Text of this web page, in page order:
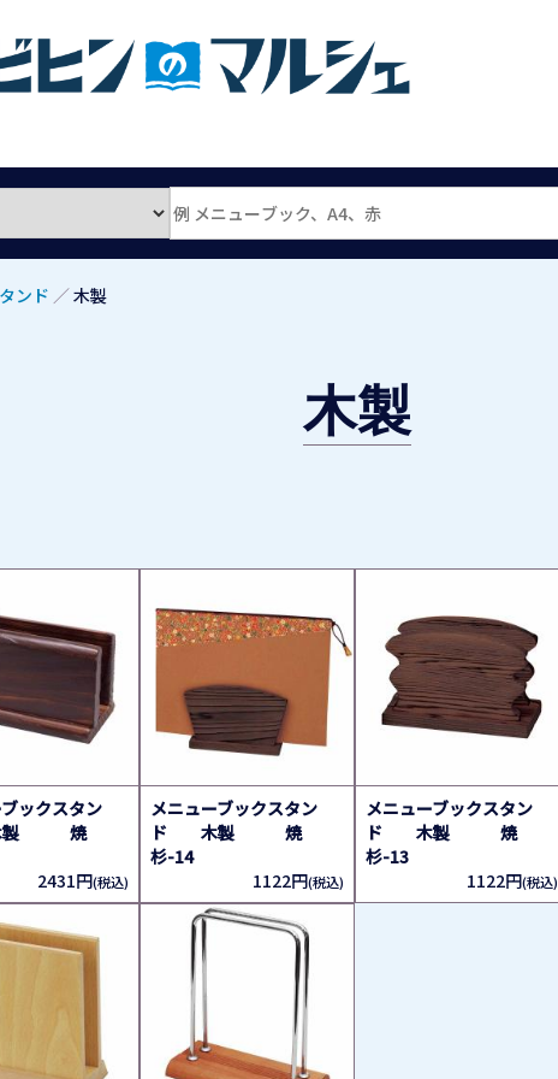
ンド ／木製
木製
ックスタン
製 焼
2431円(税込)
メニューブックスタン
ド 木製 焼
杉-14
1122円(税込)
メニューブックスタン
ド 木製 焼
杉-13
1122円(税込)